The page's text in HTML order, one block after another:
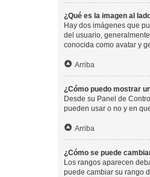
¿Qué es la imagen al
Hay dos imágenes que
del usuario,
conocida como avatar y
Arriba
¿Cómo puedo mostrar
Desde su Panel de
pueden usar o no y en
Arriba
¿Cómo se puede
Los rangos aparecen
puede cambiar su rango